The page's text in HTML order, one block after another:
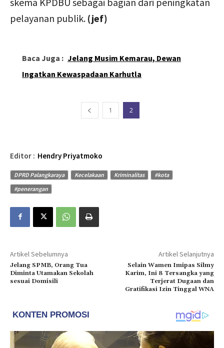
pelayanan publik. (jef)
Baca Juga : Jelang Musim Kemarau, Dewan
Ingatkan Kewaspadaan Karhutla
1 2
Editor : Hendry Priyatmoko
DPRD Palangkaraya Kecelakaan Kriminalitas
#kota
#penerangan
Artikel Sebelumnya
Jelang SPMB, Orang Tua
Diminta Utamakan Sekolah
sesuai Domisili
Artikel Selanjutnya
Selain Wamen Imipas Silmy
Karim, Ini 8 Tersangka yang
Terjerat Dugaan dan
Gratifikasi Izin Tinggal WNA